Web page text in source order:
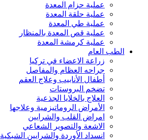
عملية حزام المعدة
عملية حلقة المعدة
عملية طي المعدة
عملية قص المعدة بالمنظار
عملية كرمشة المعدة
الطب العام
زراعة الاعضاء في تركيا
جراحه العظام والمفاصل
أطفال الأنابيب وعلاج العقم
تضخم البروستات
العلاج بالخلايا الجذعية
الأمراض الروماتيزمية وعلاجها
امراض القلب والشرايين
الاشعة والتصوير الشعاعي
انسداد الأوردة والشرايين الشبكية